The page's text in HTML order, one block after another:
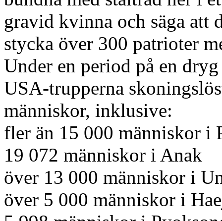
gravid kvinna och säga att
stycka över 300 patrioter
Under en period på en
USA-trupperna
människor, inklusive:
fler än 15 000 människor i
19 072 människor i Anak
över 13 000 människor i
över 5 000 människor i